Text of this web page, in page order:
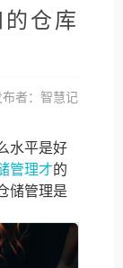
仓库
布者：智慧记
水平是好
管理才的
储管理是